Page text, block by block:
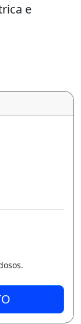
e
Sinop/MT),
e